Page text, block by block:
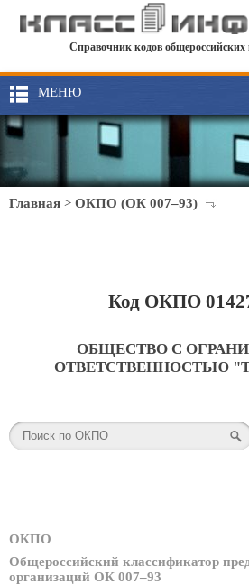
Справочник кодов общероссийских
МЕНЮ
Главная > ОКПО (ОК 007–93)
Код ОКПО
ОБЩЕСТВО С
ОТВЕТСТВЕННОСТЬЮ
ОКПО
Общероссийский классификатор
организаций ОК 007–93